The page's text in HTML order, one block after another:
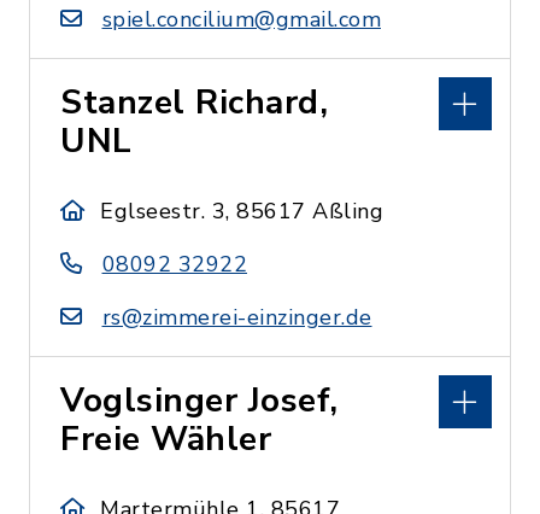
spiel.concilium@gmail.com
Stanzel Richard,
UNL
Eglseestr. 3, 85617 Aßling
08092 32922
rs@zimmerei-einzinger.de
Voglsinger Josef,
Freie Wähler